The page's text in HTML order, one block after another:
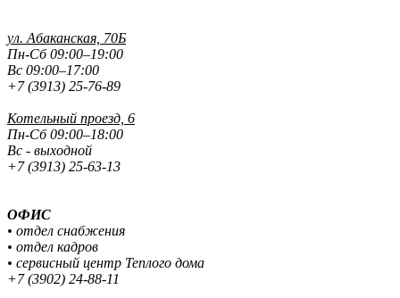
ул. Абаканская, 70Б
Пн-Сб 09:00–19:00
Вс 09:00–17:00
+7 (3913) 25-76-89
Котельный проезд, 6
Пн-Сб 09:00–18:00
Вс - выходной
+7 (3913) 25-63-13
ОФИС
• отдел снабжения
• отдел кадров
• сервисный центр Теплого дома
+7 (3902) 24-88-11